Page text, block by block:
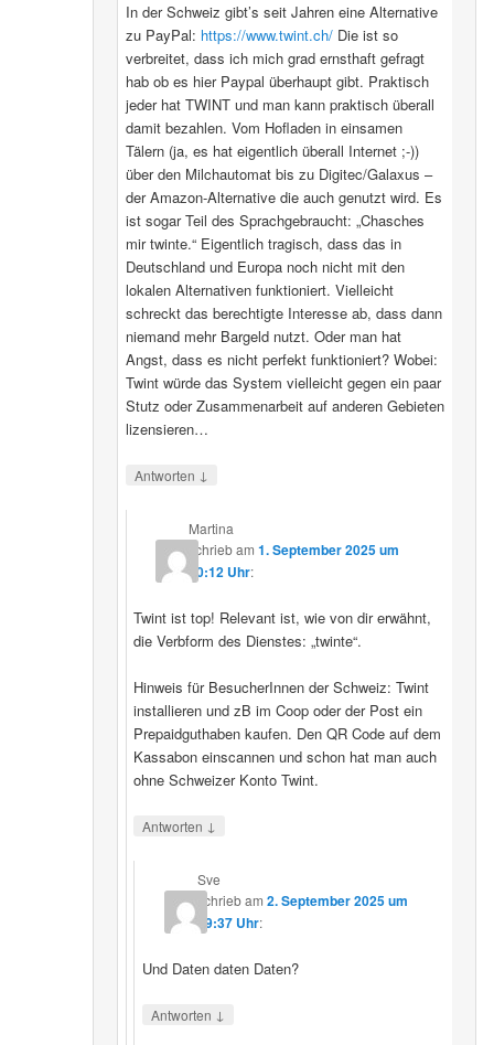
In der Schweiz gibt’s seit Jahren eine Alternative
zu PayPal: https://www.twint.ch/Die ist so
verbreitet, dass ich mich grad ernsthaft gefragt
hab ob es hier Paypal überhaupt gibt. Praktisch
jeder hat TWINT und man kann praktisch überall
damit bezahlen. Vom Hofladen in einsamen
Tälern (ja, es hat eigentlich überall Internet ;-))
über den Milchautomat bis zu Digitec/Galaxus –
der Amazon-Alternative die auch genutzt wird. Es
ist sogar Teil des Sprachgebraucht: „Chasches
mir twinte.“ Eigentlich tragisch, dass das in
Deutschland und Europa noch nicht mit den
lokalen Alternativen funktioniert. Vielleicht
schreckt das berechtigte Interesse ab, dass dann
niemand mehr Bargeld nutzt. Oder man hat
Angst, dass es nicht perfekt funktioniert? Wobei:
Twint würde das System vielleicht gegen ein paar
Stutz oder Zusammenarbeit auf anderen Gebieten
lizensieren…
Antworten ↓
Martina
schriebam1. September 2025 um
20:12 Uhr:
Twint ist top! Relevant ist, wie von dir erwähnt,
die Verbform des Dienstes: „twinte“.
Hinweis für BesucherInnen der Schweiz: Twint
installieren und zB im Coop oder der Post ein
Prepaidguthaben kaufen. Den QR Code auf dem
Kassabon einscannen und schon hat man auch
ohne Schweizer Konto Twint.
Antworten ↓
Sve
schriebam 2. September 2025 um
19:37 Uhr:
Und Daten daten Daten?
Antworten ↓